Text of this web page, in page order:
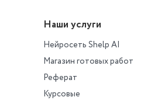
Наши услуги
Нейросеть Shelp AI
Магазин готовых работ
Реферат
Курсовые